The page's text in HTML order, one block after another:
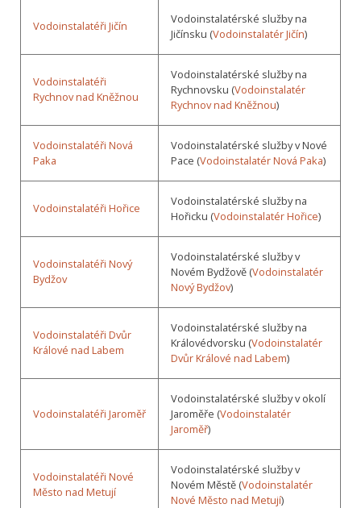
Vodoinstalatéři Jičín
Vodoinstalatérské služby na
Jičínsku (Vodoinstalatér Jičín)
Vodoinstalatéři
Rychnov nad Kněžnou
Vodoinstalatérské služby na
Rychnovsku (Vodoinstalatér
Rychnov nad Kněžnou)
Vodoinstalatéři Nová
Paka
Vodoinstalatérské služby v Nové
Pace (Vodoinstalatér Nová Paka)
Vodoinstalatéři Hořice
Vodoinstalatérské služby na
Hořicku (Vodoinstalatér Hořice)
Vodoinstalatéři Nový
Bydžov
Vodoinstalatérské služby v
Novém Bydžově (Vodoinstalatér
Nový Bydžov)
Vodoinstalatéři Dvůr
Králové nad Labem
Vodoinstalatérské služby na
Královédvorsku (Vodoinstalatér
Dvůr Králové nad Labem)
Vodoinstalatéři Jaroměř
Vodoinstalatérské služby v okolí
Jaroměře (Vodoinstalatér
Jaroměř)
Vodoinstalatéři Nové
Město nad Metují
Vodoinstalatérské služby v
Novém Městě (Vodoinstalatér
Nové Město nad Metují)